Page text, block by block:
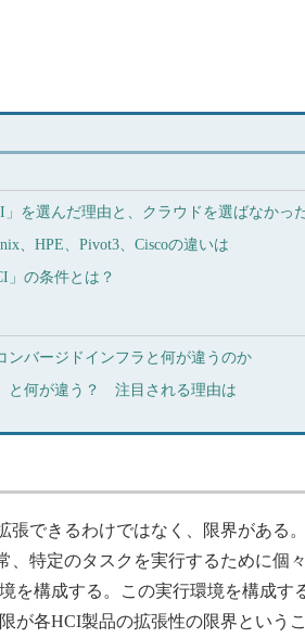
を選んだ理由と、クラウドを選ばなかっ
、HPE、Pivot3、Ciscoの違いは
」の条件とは？
ンバージドインフラと何が違うのか
と何が違う？ 注目される理由は
できるわけではなく、限界がある
、特定のタスクを実行するために個
を構成する。この実行環境を構成す
が各HCI製品の拡張性の限界という